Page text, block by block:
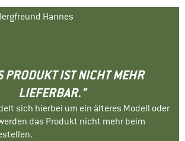
Hannes
PRODUKT IST NICHT MEHR
LIEFERBAR."
sich hierbei um ein älteres Modell oder
das Produkt nicht mehr beim